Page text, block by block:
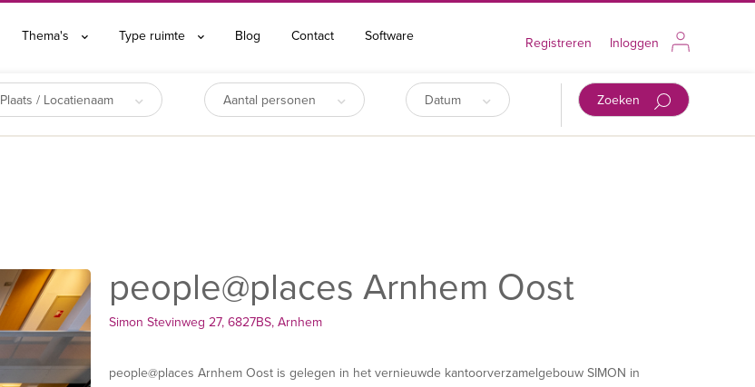
Thema's Type ruimte Blog Contact Software Registreren Inloggen
Plaats / Locatienaam Aantal personen Datum Zoeken
people@places Arnhem Oost
Simon Stevinweg 27, 6827BS, Arnhem
people@places Arnhem Oost is gelegen in het vernieuwde kantoorverzamelgebouw SIMON in